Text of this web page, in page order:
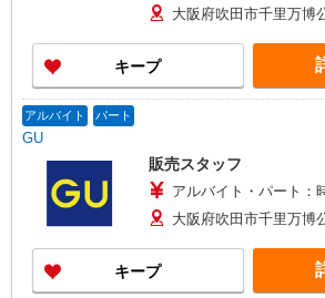
大阪府吹田市千里万博
キープ
アルバイト パート
GU
販売スタッフ
アルバイト・パート：
大阪府吹田市千里万博
キープ